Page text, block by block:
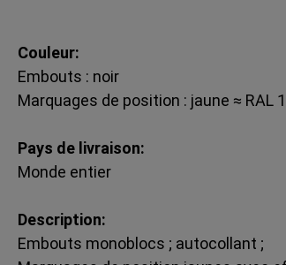
Couleur:
Embouts : noir
Marquages de position : jaune ≈ RAL
Pays de livraison:
Monde entier
Description:
Embouts monoblocs ; autocollant ;